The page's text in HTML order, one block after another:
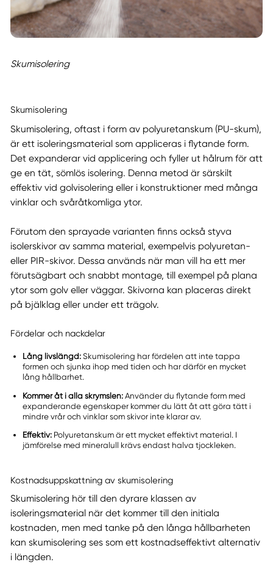
Skumisolering
Skumisolering
Skumisolering, oftast i form av polyuretanskum (PU-skum),
är ett isoleringsmaterial som appliceras i flytande form.
Det expanderar vid applicering och fyller ut hålrum för att
ge en tät, sömlös isolering. Denna metod är särskilt
effektiv vid golvisolering eller i konstruktioner med många
vinklar och svåråtkomliga ytor.
Förutom den sprayade varianten finns också styva
isolerskivor av samma material, exempelvis polyuretan-
eller PIR-skivor. Dessa används när man vill ha ett mer
förutsägbart och snabbt montage, till exempel på plana
ytor som golv eller väggar. Skivorna kan placeras direkt
på bjälklag eller under ett trägolv.
Fördelar och nackdelar
Lång livslängd: Skumisolering har fördelen att inte tappa
formen och sjunka ihop med tiden och har därför en mycket
lång hållbarhet.
Kommer åt i alla skrymslen: Använder du flytande form med
expanderande egenskaper kommer du lätt åt att göra tätt i
mindre vrår och vinklar som skivor inte klarar av.
Effektiv: Polyuretanskum är ett mycket effektivt material. I
jämförelse med mineralull krävs endast halva tjockleken.
Kostnadsuppskattning av skumisolering
Skumisolering hör till den dyrare klassen av
isoleringsmaterial när det kommer till den initiala
kostnaden, men med tanke på den långa hållbarheten
kan skumisolering ses som ett kostnadseffektivt alternativ
i längden.